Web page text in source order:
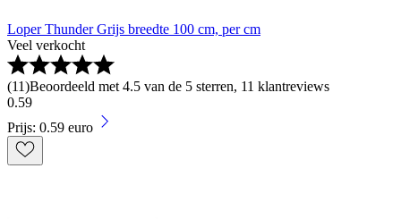
Loper Thunder Grijs breedte 100 cm, per cm
Veel verkocht
(11)Beoordeeld met 4.5 van de 5 sterren, 11 klantreviews
0.59
Prijs: 0.59 euro